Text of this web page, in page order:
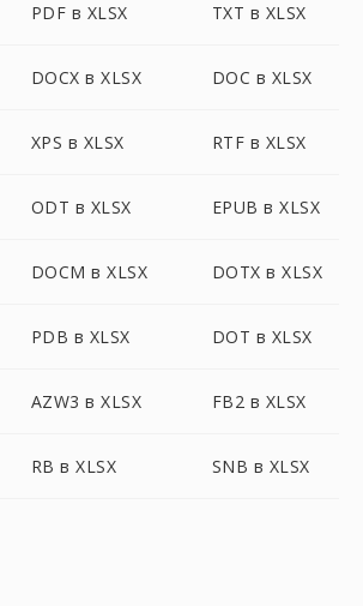
PDF в XLSX TXT в XLSX
DOCX в XLSX DOC в XLSX
XPS в XLSX RTF в XLSX
ODT в XLSX EPUB в XLSX
DOCM в XLSX DOTX в XLSX
PDB в XLSX DOT в XLSX
AZW3 в XLSX FB2 в XLSX
RB в XLSX SNB в XLSX